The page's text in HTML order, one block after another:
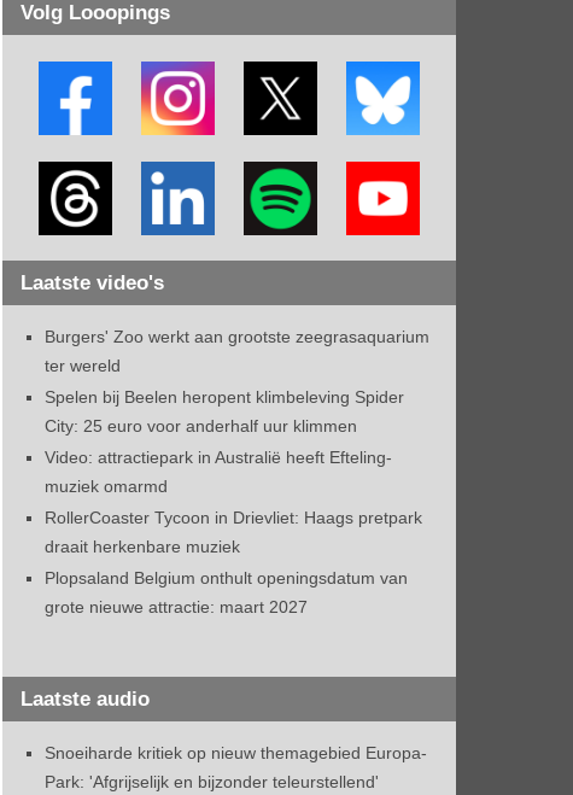
Volg Looopings
Laatste video's
Burgers' Zoo werkt aan grootste zeegrasaquarium
ter wereld
Spelen bij Beelen heropent klimbeleving Spider
City: 25 euro voor anderhalf uur klimmen
Video: attractiepark in Australië heeft Efteling-
muziek omarmd
RollerCoaster Tycoon in Drievliet: Haags pretpark
draait herkenbare muziek
Plopsaland Belgium onthult openingsdatum van
grote nieuwe attractie: maart 2027
Laatste audio
Snoeiharde kritiek op nieuw themagebied Europa-
Park: 'Afgrijselijk en bijzonder teleurstellend'